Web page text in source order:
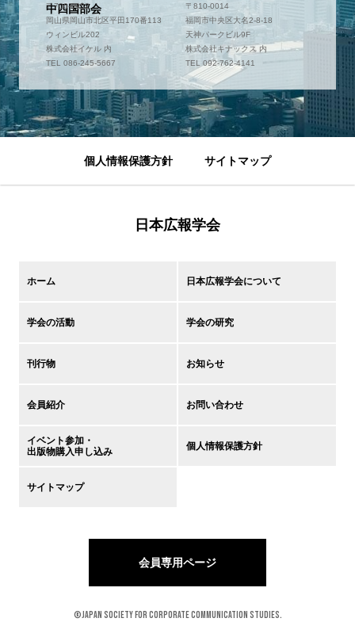
中四国部会
〒700-0952
岡山県岡山市北区平田170番113
ウィンビル202
株式会社イケル 内
TEL 086-245-5667
〒810-0014
福岡市中央区大名2-8-18
天神パークビル9F
株式会社キナックス 内
TEL 092-762-4141
個人情報保護方針 サイトマップ
日本広報学会
ホーム 日本広報学会について
学会の活動 学会の研究
刊行物 お知らせ
会員紹介 お問い合わせ
イベント参加・
出版物購入申し込み
個人情報保護方針
サイトマップ
会員専用ページ
©Japan Society for Corporate Communication Studies.